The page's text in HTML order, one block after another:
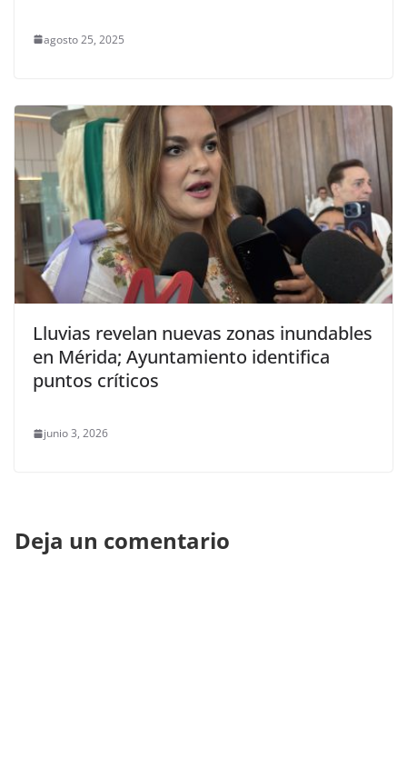
agosto 25, 2025
Lluvias revelan nuevas zonas inundables
en Mérida; Ayuntamiento identifica
puntos críticos
junio 3, 2026
Deja un comentario